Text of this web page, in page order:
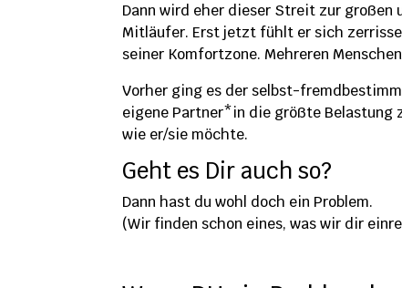
Dann wird eher dieser Streit zur
Mitläufer. Erst jetzt fühlt er sich
seiner Komfortzone. Mehreren
Vorher ging es der selbst-
eigene Partner*in die größte Belastung
wie er/sie möchte.
Geht es Dir auch so?
Dann hast du wohl doch ein Problem.
(Wir finden schon eines, was wir dir